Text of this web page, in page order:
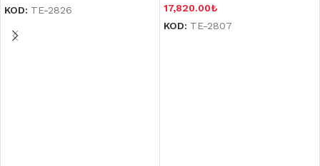
KOD: TE-2826 17,820.00₺
KOD: TE-2807